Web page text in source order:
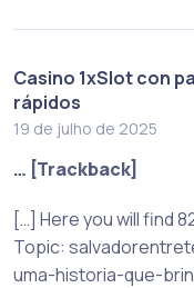
Casino 1xSlot con
rápidos
19 de julho de 2025
… [Trackback]
[…] Here you will find
Topic:
uma-historia-que-